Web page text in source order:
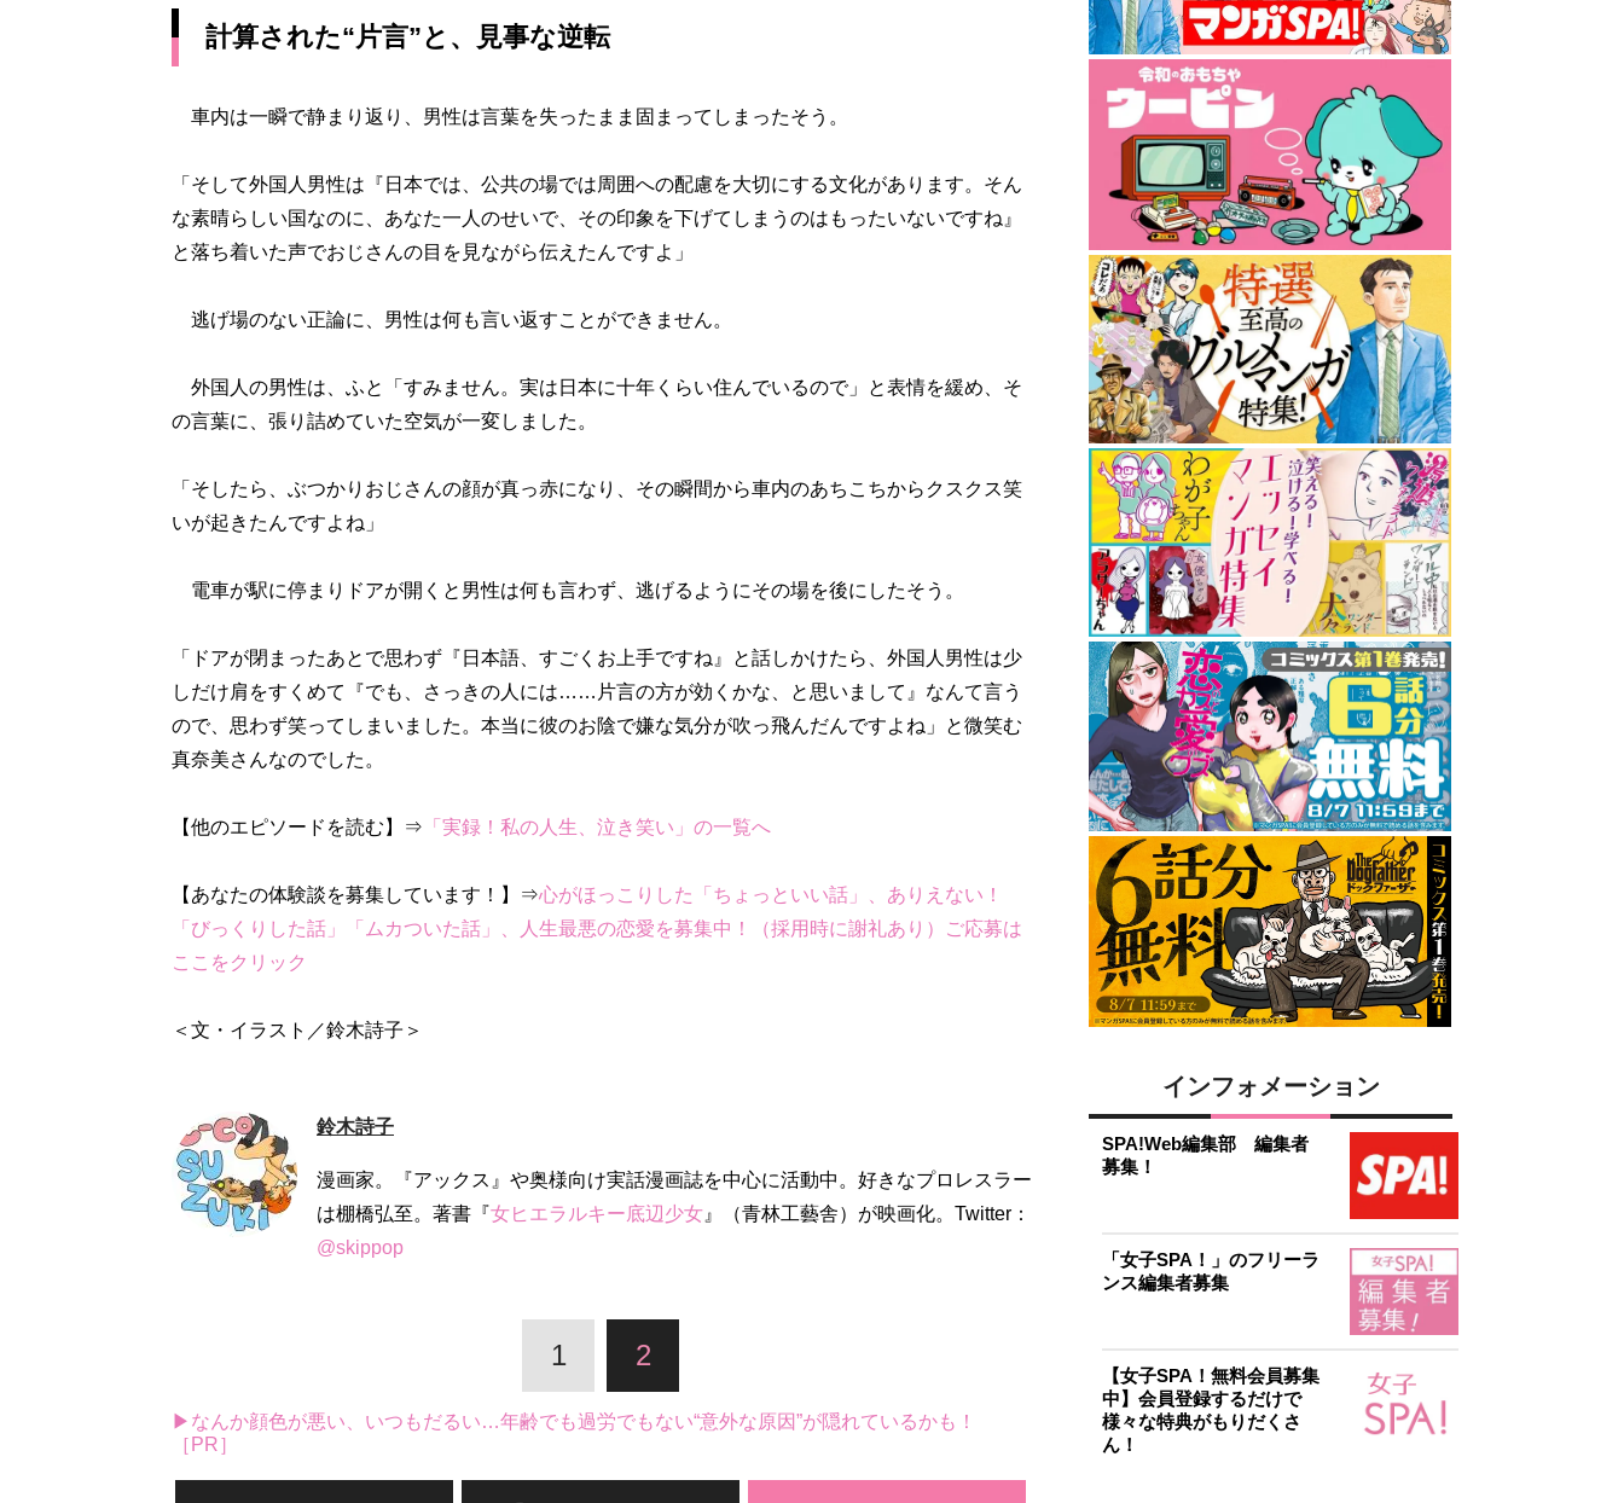
計算された“片言”と、見事な逆転
車内は一瞬で静まり返り、男性は言葉を失ったまま固まってしまったそう。
「そして外国人男性は『日本では、公共の場では周囲への配慮を大切にする文化があります。そん
な素晴らしい国なのに、あなた一人のせいで、その印象を下げてしまうのはもったいないですね』
と落ち着いた声でおじさんの目を見ながら伝えたんですよ」
逃げ場のない正論に、男性は何も言い返すことができません。
外国人の男性は、ふと「すみません。実は日本に十年くらい住んでいるので」と表情を緩め、そ
の言葉に、張り詰めていた空気が一変しました。
「そしたら、ぶつかりおじさんの顔が真っ赤になり、その瞬間から車内のあちこちからクスクス笑
いが起きたんですよね」
電車が駅に停まりドアが開くと男性は何も言わず、逃げるようにその場を後にしたそう。
「ドアが閉まったあとで思わず『日本語、すごくお上手ですね』と話しかけたら、外国人男性は少
しだけ肩をすくめて『でも、さっきの人には……片言の方が効くかな、と思いまして』なんて言う
ので、思わず笑ってしまいました。本当に彼のお陰で嫌な気分が吹っ飛んだんですよね」と微笑む
真奈美さんなのでした。
【他のエピソードを読む】⇒ 「実録！私の人生、泣き笑い」の一覧へ
【あなたの体験談を募集しています！】⇒心がほっこりした「ちょっといい話」、ありえない！
「びっくりした話」「ムカついた話」、人生最悪の恋愛を募集中！（採用時に謝礼あり）ご応募は
ここをクリック
＜文・イラスト／鈴木詩子＞
鈴木詩子
漫画家。『アックス』や奥様向け実話漫画誌を中心に活動中。好きなプロレスラー
は棚橋弘至。著書『女ヒエラルキー底辺少女 』（青林工藝舎）が映画化。Twitter：
@skippop
1 2
▶なんか顔色が悪い、いつもだるい…年齢でも過労でもない“意外な原因”が隠れているかも！
［PR］
インフォメーション
SPA!Web編集部 編集者
募集！
「女子SPA！」のフリーラ
ンス編集者募集
【女子SPA！無料会員募集
中】会員登録するだけで
様々な特典がもりだくさ
ん！